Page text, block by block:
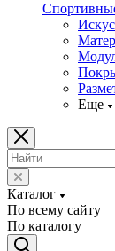
Еще
Каталог
По всему сайту
По каталогу